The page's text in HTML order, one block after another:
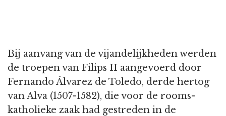
Bij aanvang van de vijandelijkheden werden
de troepen van Filips II aangevoerd door
Fernando Álvarez de Toledo, derde hertog
van Alva (1507-1582), die voor de rooms-
katholieke zaak had gestreden in de